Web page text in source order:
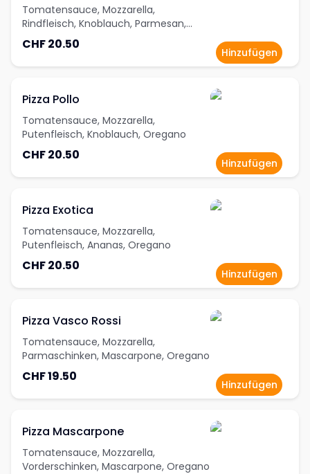
Tomatensauce, Mozzarella,
Rindfleisch, Knoblauch, Parmesan,
Oregano
CHF 20.50
Hinzufügen
Pizza Pollo
Tomatensauce, Mozzarella,
Putenfleisch, Knoblauch, Oregano
CHF 20.50
Hinzufügen
Pizza Exotica
Tomatensauce, Mozzarella,
Putenfleisch, Ananas, Oregano
CHF 20.50
Hinzufügen
Pizza Vasco Rossi
Tomatensauce, Mozzarella,
Parmaschinken, Mascarpone, Oregano
CHF 19.50
Hinzufügen
Pizza Mascarpone
Tomatensauce, Mozzarella,
Vorderschinken, Mascarpone, Oregano